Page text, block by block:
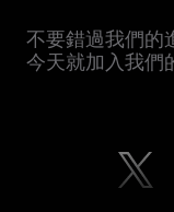
不要錯過我們的
今天就加入我們